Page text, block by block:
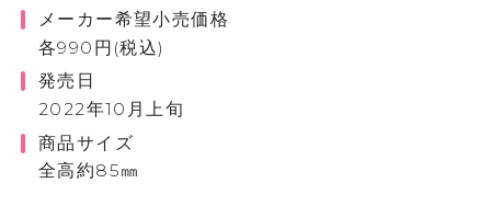
メーカー希望小売価格
各990円(税込)
発売日
2022年10月上旬
商品サイズ
全高約85㎜